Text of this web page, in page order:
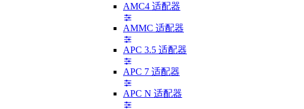
AMC4 适配器
AMMC 适配器
APC 3.5 适配器
APC 7 适配器
APC N 适配器